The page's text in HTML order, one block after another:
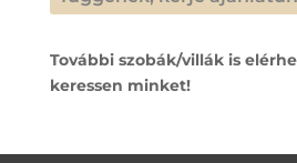
További szobák/villák is
keressen minket!